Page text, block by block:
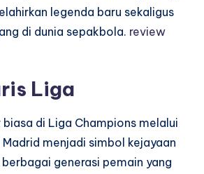
legenda baru sekaligus
di dunia sepakbola. review
Liga
di Liga Champions melalui
menjadi simbol kejayaan
generasi pemain yang